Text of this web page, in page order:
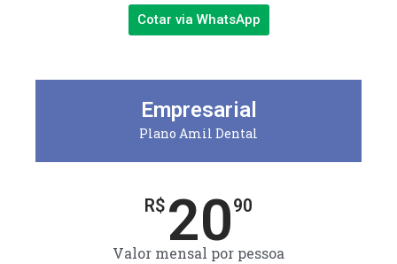
Cotar via WhatsApp
Empresarial
Plano Amil Dental
R$ 2090
Valor mensal por pessoa